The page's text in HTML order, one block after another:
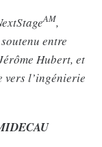
AM,
entre
Hubert, et
vers l’ingénierie